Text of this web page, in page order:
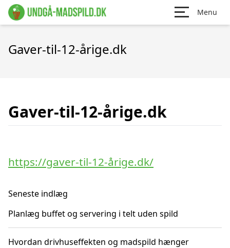
Menu
Gaver-til-12-årige.dk
Gaver-til-12-årige.dk
https://gaver-til-12-årige.dk/
Seneste indlæg
Planlæg buffet og servering i telt uden spild
Hvordan drivhuseffekten og madspild hænger